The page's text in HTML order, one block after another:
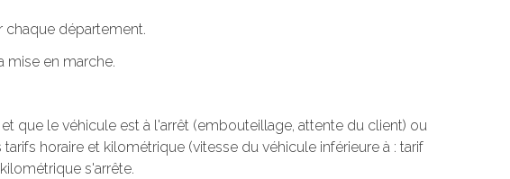
chaque département.
mise en marche.
que le véhicule est à l'arrêt (embouteillage, attente du client) ou
horaire et kilométrique (vitesse du véhicule inférieure à : tarif
s'arrête.